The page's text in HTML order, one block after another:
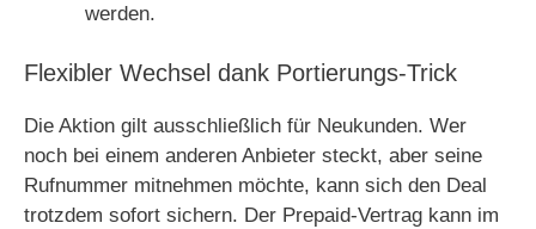
werden.
Flexibler Wechsel dank Portierungs-Trick
Die Aktion gilt ausschließlich für Neukunden. Wer
noch bei einem anderen Anbieter steckt, aber seine
Rufnummer mitnehmen möchte, kann sich den Deal
trotzdem sofort sichern. Der Prepaid-Vertrag kann im